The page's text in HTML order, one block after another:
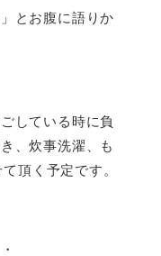
とお腹に語りか
している時に負
、炊事洗濯、も
頂く予定です。